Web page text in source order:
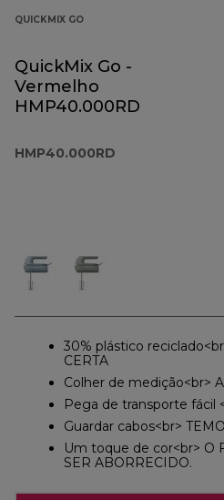
QUICKMIX GO
QuickMix Go -
Vermelho
HMP40.000RD
HMP40.000RD
30% plástico
CERTA
Colher de medição<br>
Pega de transporte fácil
Guardar cabos<br>
Um toque de cor<br> O
SER ABORRECIDO.